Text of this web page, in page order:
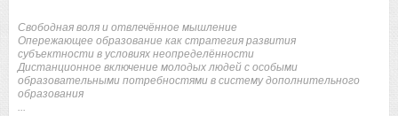
Свободная воля и отвлечённое мышление
Опережающее образование как стратегия развития
субъектности в условиях неопределённости
Дистанционное включение молодых людей с особыми
образовательными потребностями в систему дополнительного
образования